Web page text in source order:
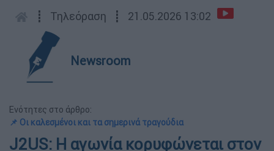
┋ Τηλεόραση ┋ 21.05.2026 13:02
Newsroom
Ενότητες στο άρθρο:
📌 Οι καλεσμένοι και τα σημερινά τραγούδια
J2US: Η αγωνία κορυφώνεται στον